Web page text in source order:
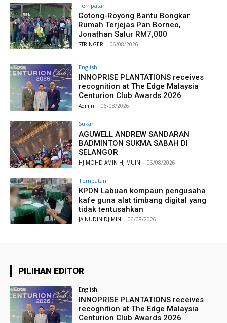
Tempatan
Gotong-Royong Bantu Bongkar
Rumah Terjejas Pan Borneo,
Jonathan Salur RM7,000
STRINGER - 06/08/2026
English
INNOPRISE PLANTATIONS receives
recognition at The Edge Malaysia
Centurion Club Awards 2026
Admin - 06/08/2026
Sukan
AGUWELL ANDREW SANDARAN
BADMINTON SUKMA SABAH DI
SELANGOR
HJ MOHD AMIN HJ MUIN - 06/08/2026
Tempatan
KPDN Labuan kompaun pengusaha
kafe guna alat timbang digital yang
tidak tentusahkan
JAINUDIN DJIMIN - 06/08/2026
PILIHAN EDITOR
English
INNOPRISE PLANTATIONS receives
recognition at The Edge Malaysia
Centurion Club Awards 2026